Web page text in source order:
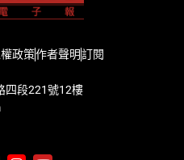
政策作者聲明訂閱
四段221號12樓